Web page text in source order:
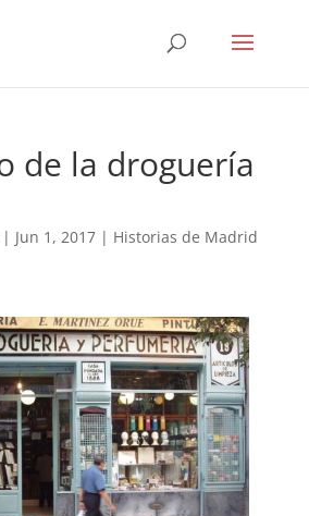
de la droguería
Jun 1, 2017| Historias de Madrid